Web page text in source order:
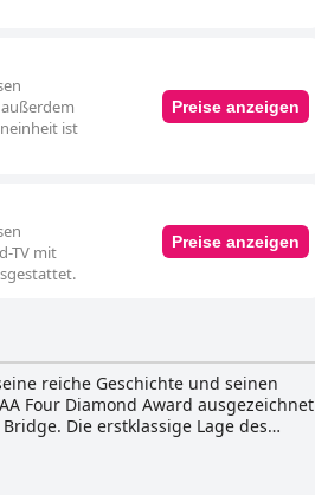
ist
Preise anzeigen
TV mit
Preise anzeigen
reiche Geschichte und seinen
Four Diamond Award ausgezeichnet
Die erstklassige Lage des
Die luxuriösen Gästezimmer